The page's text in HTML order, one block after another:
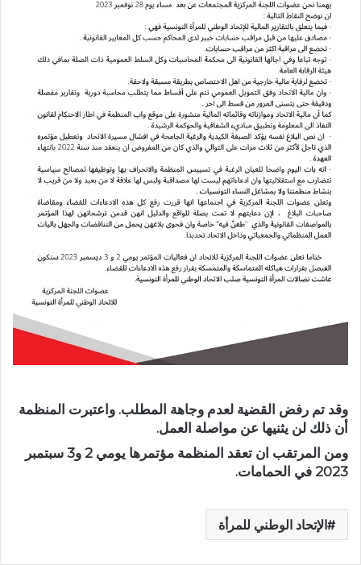
وقد تم رفض القضية لعدم وجاهة المطلب. واعتبرت المنظمة
أن ذلك لن يثنيها عن مواصلة العمل.
ومن المرتقب ان تعقد المنظمة مؤتمرها يومي 2 و3 سبتمبر
2023 في الحمامات.
الإتحاد الوطني للمرأة